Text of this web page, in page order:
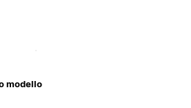
modello